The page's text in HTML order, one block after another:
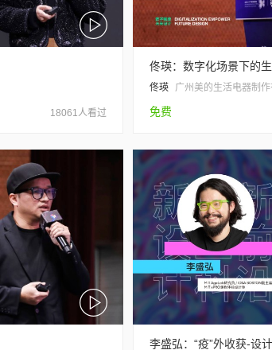
18061人看过
佟瑛：数字化场景下的
佟瑛 广州美的生活电器制
免费
李盛弘：“疫”外收获-设